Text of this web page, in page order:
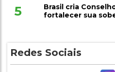
Brasil cria
Redes Sociais